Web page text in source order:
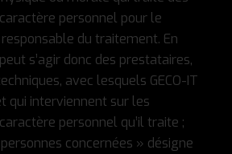
personnel pour le
du traitement. En
s’agir donc des prestataires,
avec lesquels GECO-IT
qui interviennent sur les
personnel qu’il traite ;
concernées » désigne